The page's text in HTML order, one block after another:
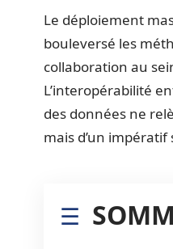
Le déploiement
bouleversé les
collaboration au
L’interopérabilité
des données ne
mais d’un